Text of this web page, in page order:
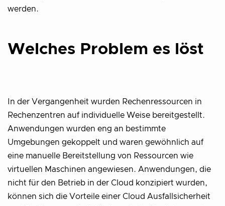
werden.
Welches Problem es löst
In der Vergangenheit wurden Rechenressourcen in
Rechenzentren auf individuelle Weise bereitgestellt.
Anwendungen wurden eng an bestimmte
Umgebungen gekoppelt und waren gewöhnlich auf
eine manuelle Bereitstellung von Ressourcen wie
virtuellen Maschinen angewiesen. Anwendungen, die
nicht für den Betrieb in der Cloud konzipiert wurden,
können sich die Vorteile einer Cloud Ausfallsicherheit